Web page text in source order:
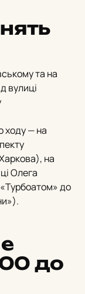
та на
вулиці
ходу — на
на
Олега
до
до